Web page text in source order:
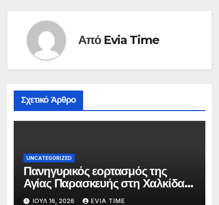
Από Evia Time
Σχετικό Άρθρο
UNCATEGORIZED
Πανηγυρικός εορτασμός της
Αγίας Παρασκευής στη Χαλκίδα
τις 25 και 26 Ιουλίου
ΙΟΎΛ 16, 2026 EVIA TIME